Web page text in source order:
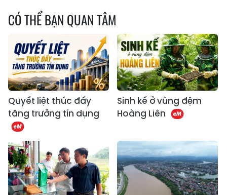
CÓ THỂ BẠN QUAN TÂM
Quyết liệt thúc đẩy
tăng trưởng tín dụng
Sinh kế ở vùng đệm
Hoàng Liên